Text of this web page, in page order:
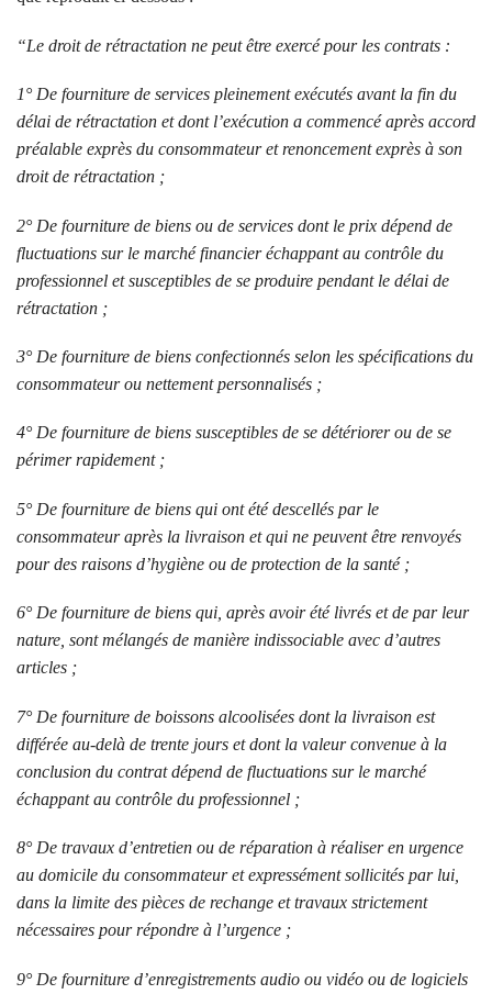
“Le droit de rétractation ne peut être exercé pour les contrats :
1° De fourniture de services pleinement exécutés avant la fin du
délai de rétractation et dont l’exécution a commencé après accord
préalable exprès du consommateur et renoncement exprès à son
droit de rétractation ;
2° De fourniture de biens ou de services dont le prix dépend de
fluctuations sur le marché financier échappant au contrôle du
professionnel et susceptibles de se produire pendant le délai de
rétractation ;
3° De fourniture de biens confectionnés selon les spécifications du
consommateur ou nettement personnalisés ;
4° De fourniture de biens susceptibles de se détériorer ou de se
périmer rapidement ;
5° De fourniture de biens qui ont été descellés par le
consommateur après la livraison et qui ne peuvent être renvoyés
pour des raisons d’hygiène ou de protection de la santé ;
6° De fourniture de biens qui, après avoir été livrés et de par leur
nature, sont mélangés de manière indissociable avec d’autres
articles ;
7° De fourniture de boissons alcoolisées dont la livraison est
différée au-delà de trente jours et dont la valeur convenue à la
conclusion du contrat dépend de fluctuations sur le marché
échappant au contrôle du professionnel ;
8° De travaux d’entretien ou de réparation à réaliser en urgence
au domicile du consommateur et expressément sollicités par lui,
dans la limite des pièces de rechange et travaux strictement
nécessaires pour répondre à l’urgence ;
9° De fourniture d’enregistrements audio ou vidéo ou de logiciels